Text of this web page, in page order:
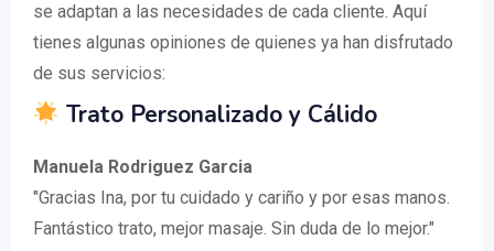
se adaptan a las necesidades de cada cliente. Aquí
tienes algunas opiniones de quienes ya han disfrutado
de sus servicios:
Trato Personalizado y Cálido
Manuela Rodriguez Garcia
"Gracias Ina, por tu cuidado y cariño y por esas manos.
Fantástico trato, mejor masaje. Sin duda de lo mejor."